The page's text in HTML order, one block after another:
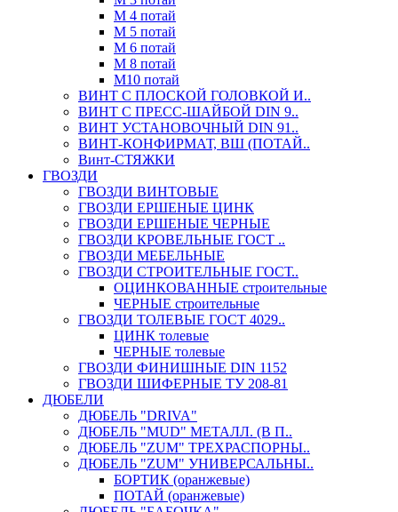
М 4 потай
М 5 потай
М 6 потай
М 8 потай
М10 потай
ВИНТ С ПЛОСКОЙ ГОЛОВКОЙ И..
ВИНТ С ПРЕСС-ШАЙБОЙ DIN 9..
ВИНТ УСТАНОВОЧНЫЙ DIN 91..
ВИНТ-КОНФИРМАТ, ВШ (ПОТАЙ..
Винт-СТЯЖКИ
ГВОЗДИ
ГВОЗДИ ВИНТОВЫЕ
ГВОЗДИ ЕРШЕНЫЕ ЦИНК
ГВОЗДИ ЕРШЕНЫЕ ЧЕРНЫЕ
ГВОЗДИ КРОВЕЛЬНЫЕ ГОСТ ..
ГВОЗДИ МЕБЕЛЬНЫЕ
ГВОЗДИ СТРОИТЕЛЬНЫЕ ГОСТ..
ОЦИНКОВАННЫЕ строительные
ЧЕРНЫЕ строительные
ГВОЗДИ ТОЛЕВЫЕ ГОСТ 4029..
ЦИНК толевые
ЧЕРНЫЕ толевые
ГВОЗДИ ФИНИШНЫЕ DIN 1152
ГВОЗДИ ШИФЕРНЫЕ ТУ 208-81
ДЮБЕЛИ
ДЮБЕЛЬ "DRIVA"
ДЮБЕЛЬ "MUD" МЕТАЛЛ. (В П..
ДЮБЕЛЬ "ZUM" ТРЕХРАСПОРНЫ..
ДЮБЕЛЬ "ZUM" УНИВЕРСАЛЬНЫ..
БОРТИК (оранжевые)
ПОТАЙ (оранжевые)